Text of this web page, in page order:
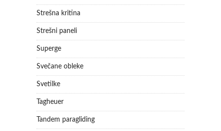
Strešna kritina
Strešni paneli
Superge
Svečane obleke
Svetilke
Tagheuer
Tandem paragliding